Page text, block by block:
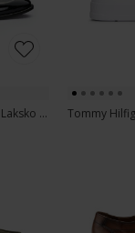
LLoyd - Laksko Leno 110 | Laksko Sort